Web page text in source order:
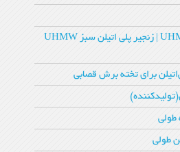
پلی اتیلن سبز UHMW PE 1000 | زنجیر پلی‌ اتیلن سبز UHMW
برای تخته‌ برش قصابی
طولی
طولی